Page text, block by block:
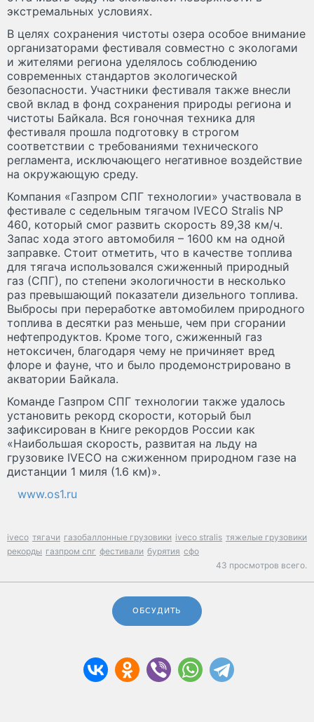
экстремальных условиях.
В целях сохранения чистоты озера особое внимание
организаторами фестиваля совместно с экологами
и жителями региона уделялось соблюдению
современных стандартов экологической
безопасности. Участники фестиваля также внесли
свой вклад в фонд сохранения природы региона и
чистоты Байкала. Вся гоночная техника для
фестиваля прошла подготовку в строгом
соответствии с требованиями технического
регламента, исключающего негативное воздействие
на окружающую среду.
Компания «Газпром СПГ технологии» участвовала в
фестивале с седельным тягачом IVECO Stralis NP
460, который смог развить скорость 89,38 км/ч.
Запас хода этого автомобиля – 1600 км на одной
заправке. Стоит отметить, что в качестве топлива
для тягача использовался сжиженный природный
газ (СПГ), по степени экологичности в несколько
раз превышающий показатели дизельного топлива.
Выбросы при переработке автомобилем природного
топлива в десятки раз меньше, чем при сгорании
нефтепродуктов. Кроме того, сжиженный газ
нетоксичен, благодаря чему не причиняет вред
флоре и фауне, что и было продемонстрировано в
акватории Байкала.
Команде Газпром СПГ технологии также удалось
установить рекорд скорости, который был
зафиксирован в Книге рекордов России как
«Наибольшая скорость, развитая на льду на
грузовике IVECO на сжиженном природном газе на
дистанции 1 миля (1.6 км)».
www.os1.ru
iveco тягачи газобаллонные грузовики iveco stralis тяжелые грузовики
рекорды газпром спг фестивали бурятия сфо
43 просмотров всего.
ОБСУДИТЬ